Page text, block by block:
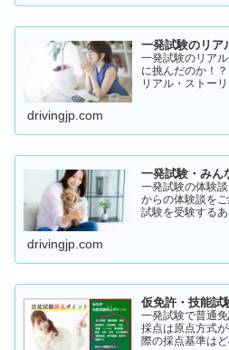
一発試験のリア
一発試験のリア
に挑んだのか！
リアル・ストー
drivingjp.com
一発試験・みん
一発試験の体験
からの体験談を
試験を受験する
drivingjp.com
仮免許・技能試
一発試験で普通
採点は原点方式
際の採点基準は